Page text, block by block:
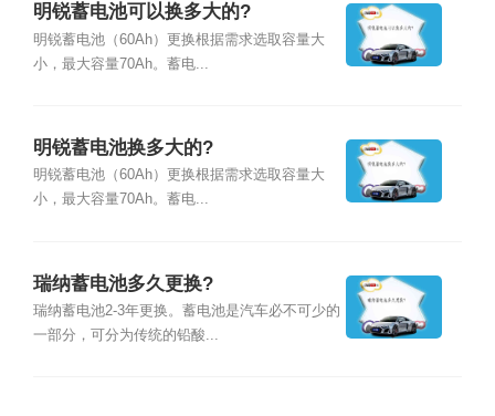
明锐蓄电池可以换多大的?
明锐蓄电池（60Ah）更换根据需求选取容量大
小，最大容量70Ah。蓄电...
明锐蓄电池换多大的?
明锐蓄电池（60Ah）更换根据需求选取容量大
小，最大容量70Ah。蓄电...
瑞纳蓄电池多久更换?
瑞纳蓄电池2-3年更换。蓄电池是汽车必不可少的
一部分，可分为传统的铅酸...